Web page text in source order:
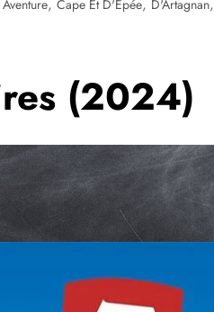
Aventure Cape Et D'Epée D'Artagnan
(2024)